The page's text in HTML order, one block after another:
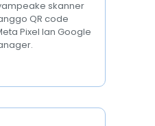
skanner
QR code
Pixel lan Google